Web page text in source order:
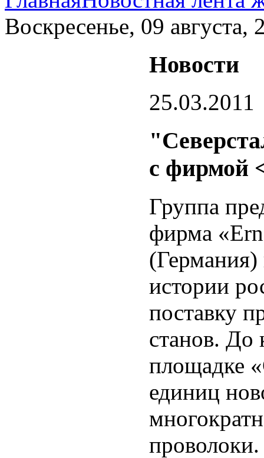
Воскресенье, 09 августа,
Новости
25.03.2011
с фирмой
Группа
фирма
истории
поставку
станов. До
площадке
единиц
проволоки.